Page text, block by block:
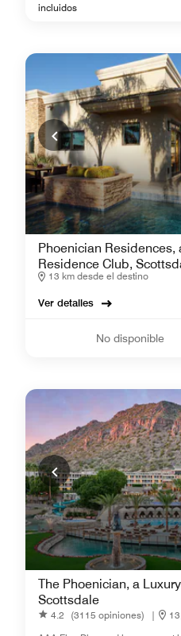
incluidos
Phoenician Residences,
Residence Club,
13 km desde el destino
Ver detalles
No disponible
The Phoenician, a
Scottsdale
4.2 (3115 opiniones) |